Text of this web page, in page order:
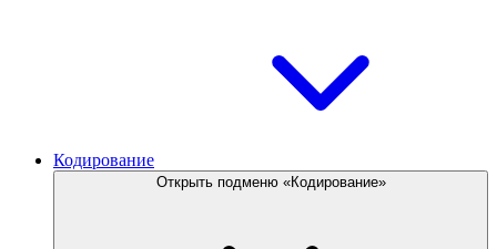
Кодирование
Открыть подменю «Кодирование»